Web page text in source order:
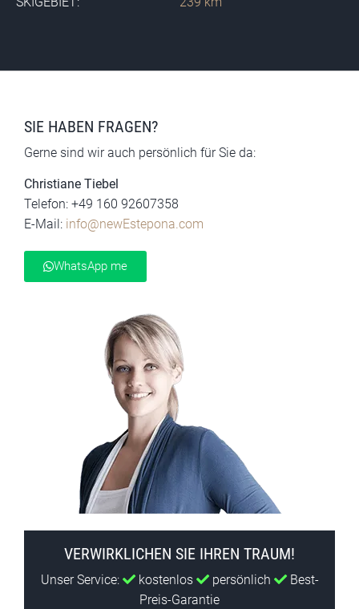
SIE HABEN FRAGEN?
Gerne sind wir auch persönlich für Sie da:
Christiane Tiebel
Telefon: +49 160 92607358
E-Mail: info@newEstepona.com
WhatsApp me
VERWIRKLICHEN SIE IHREN TRAUM!
Unser Service: kostenlos persönlich
Best-
Preis-Garantie